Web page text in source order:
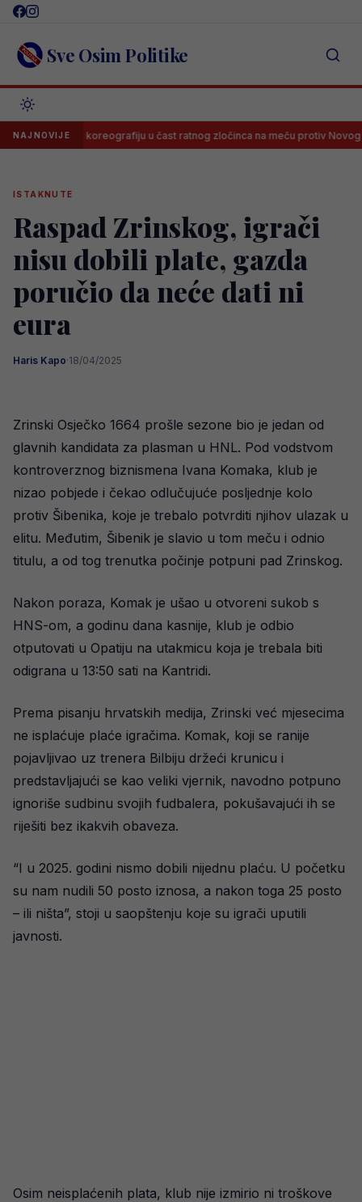
Skip
content Sve Osim Politike
NAJNOVIJEkoreografiju u čast ratnog zločinca na meču protiv Novog Pazara
ISTAKNUTE
Raspad Zrinskog, igrači
nisu dobili plate, gazda
poručio da neće dati ni
eura
Haris Kapo·18/04/2025
Zrinski Osječko 1664 prošle sezone bio je jedan od
glavnih kandidata za plasman u HNL. Pod vodstvom
kontroverznog biznismena Ivana Komaka, klub je
nizao pobjede i čekao odlučujuće posljednje kolo
protiv Šibenika, koje je trebalo potvrditi njihov ulazak u
elitu. Međutim, Šibenik je slavio u tom meču i odnio
titulu, a od tog trenutka počinje potpuni pad Zrinskog.
Nakon poraza, Komak je ušao u otvoreni sukob s
HNS-om, a godinu dana kasnije, klub je odbio
otputovati u Opatiju na utakmicu koja je trebala biti
odigrana u 13:50 sati na Kantridi.
Prema pisanju hrvatskih medija, Zrinski već mjesecima
ne isplaćuje plaće igračima. Komak, koji se ranije
pojavljivao uz trenera Bilbiju držeći krunicu i
predstavljajući se kao veliki vjernik, navodno potpuno
ignoriše sudbinu svojih fudbalera, pokušavajući ih se
riješiti bez ikakvih obaveza.
“I u 2025. godini nismo dobili nijednu plaću. U početku
su nam nudili 50 posto iznosa, a nakon toga 25 posto
– ili ništa”, stoji u saopštenju koje su igrači uputili
javnosti.
Osim neisplaćenih plata, klub nije izmirio ni troškove